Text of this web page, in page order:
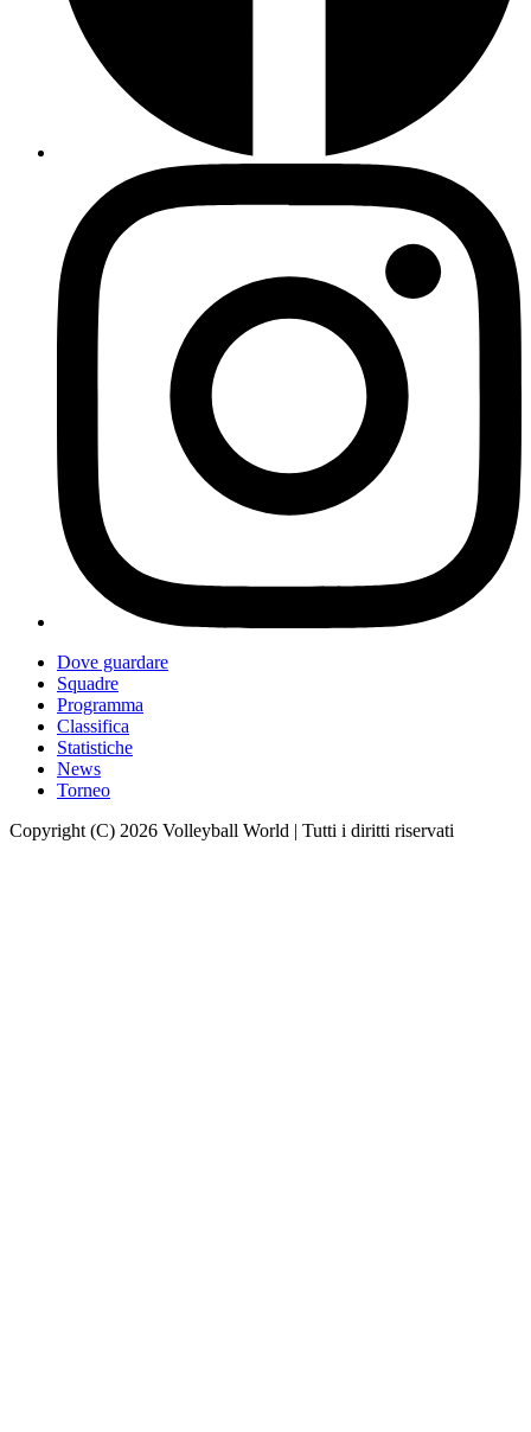
Dove guardare
Squadre
Programma
Classifica
Statistiche
News
Torneo
Copyright (C) 2026 Volleyball World | Tutti i diritti riservati